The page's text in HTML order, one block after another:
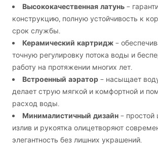
Высококачественная латунь –
конструкцию, полную устойчивость к
срок службы.
Керамический картридж –
точную регулировку потока воды и
работу на протяжении многих лет.
Встроенный аэратор – насыщает
делает струю мягкой и комфортной и
расход воды.
Минималистичный дизайн – простой
излив и рукоятка олицетворяют
элегантность без лишних украшений.